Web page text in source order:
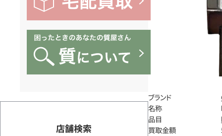
店舗検索
ブランド
名称
品目
買取金額